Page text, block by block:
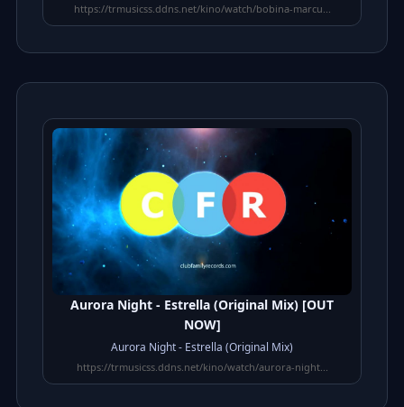
https://trmusicss.ddns.net/kino/watch/bobina-marcu...
Aurora Night - Estrella (Original Mix) [OUT
NOW]
⁣Aurora Night - Estrella (Original Mix)
https://trmusicss.ddns.net/kino/watch/aurora-night...